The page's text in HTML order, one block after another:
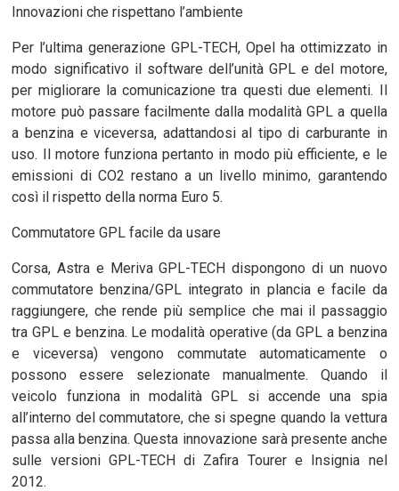
Innovazioni che rispettano l’ambiente
Per l’ultima generazione GPL-TECH, Opel ha ottimizzato in
modo significativo il software dell’unità GPL e del motore,
per migliorare la comunicazione tra questi due elementi. Il
motore può passare facilmente dalla modalità GPL a quella
a benzina e viceversa, adattandosi al tipo di carburante in
uso. Il motore funziona pertanto in modo più efficiente, e le
emissioni di CO2 restano a un livello minimo, garantendo
così il rispetto della norma Euro 5.
Commutatore GPL facile da usare
Corsa, Astra e Meriva GPL-TECH dispongono di un nuovo
commutatore benzina/GPL integrato in plancia e facile da
raggiungere, che rende più semplice che mai il passaggio
tra GPL e benzina. Le modalità operative (da GPL a benzina
e viceversa) vengono commutate automaticamente o
possono essere selezionate manualmente. Quando il
veicolo funziona in modalità GPL si accende una spia
all’interno del commutatore, che si spegne quando la vettura
passa alla benzina. Questa innovazione sarà presente anche
sulle versioni GPL-TECH di Zafira Tourer e Insignia nel
2012.